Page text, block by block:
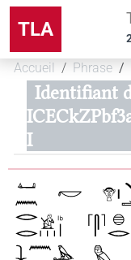
TLA
Accueil Phrase
Identifiant
I